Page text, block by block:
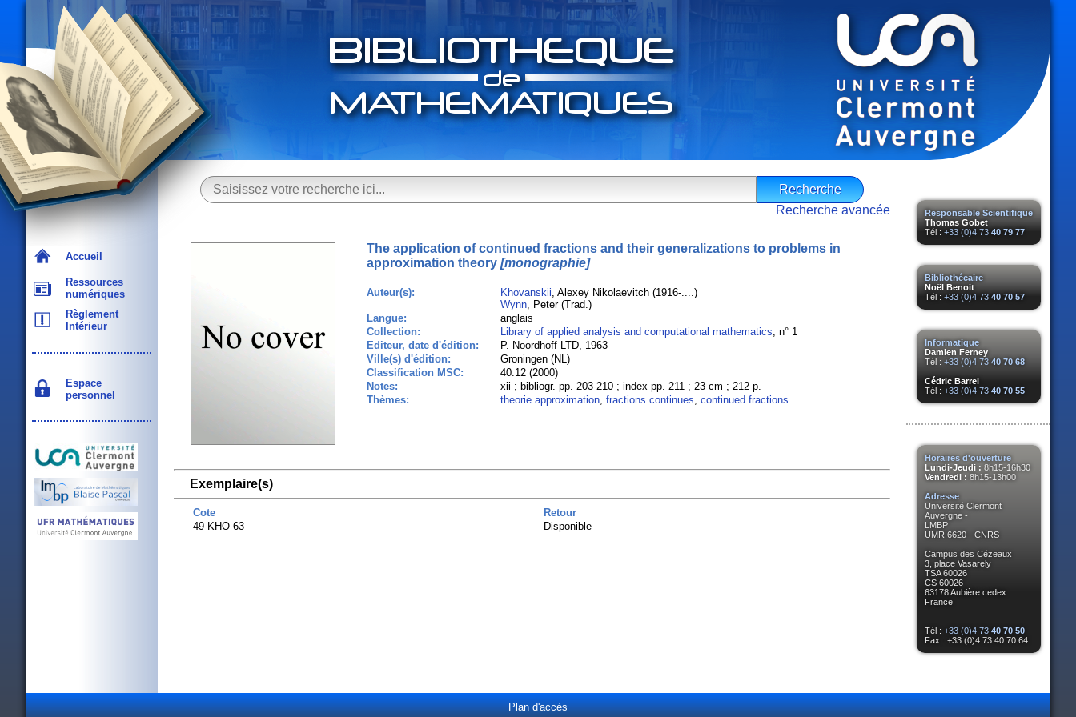
Accueil
Ressources
numériques
Règlement
Intérieur
Espace
personnel
Responsable Scientifique
Thomas Gobet
Tél : +33 (0)4 73 40 79 77
Bibliothécaire
Noël Benoit
Tél : +33 (0)4 73 40 70 57
Informatique
Damien Ferney
Tél : +33 (0)4 73 40 70 68
Cédric Barrel
Tél : +33 (0)4 73 40 70 55
Horaires d'ouverture
Lundi-Jeudi : 8h15-16h30
Vendredi : 8h15-13h00
Adresse
Université Clermont
Auvergne -
LMBP
UMR 6620 - CNRS
Campus des Cézeaux
3, place Vasarely
TSA 60026
CS 60026
63178 Aubière cedex
France
Tél : +33 (0)4 73 40 70 50
Fax : +33 (0)4 73 40 70 64
Recherche avancée
The application of continued fractions and their generalizations to problems in
approximation theory[monographie]
Auteur(s): Khovanskii, Alexey Nikolaevitch (1916-....)
Wynn, Peter (Trad.)
Langue:
anglais
Collection:
Library of applied analysis and computational mathematics, n° 1
Editeur, date d'édition:
P. Noordhoff LTD, 1963
Ville(s) d'édition:
Groningen (NL)
Classification MSC:
40.12 (2000)
Notes:
xii ; bibliogr. pp. 203-210 ; index pp. 211 ; 23 cm ; 212 p.
Thèmes:
theorie approximation, fractions continues, continued fractions
Exemplaire(s)
Cote
Retour
49 KHO 63
Disponible
Plan d'accès